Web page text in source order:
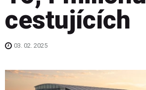
cestujících
03. 02. 2025